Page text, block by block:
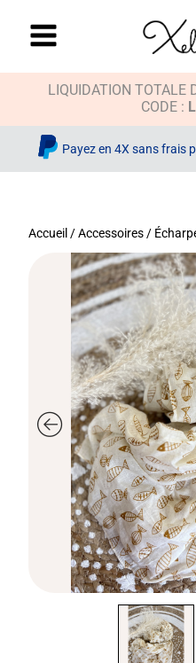
LIQUIDATION TOTALE
CODE :
Payez en 4X sans frais
Accueil /Accessoires /